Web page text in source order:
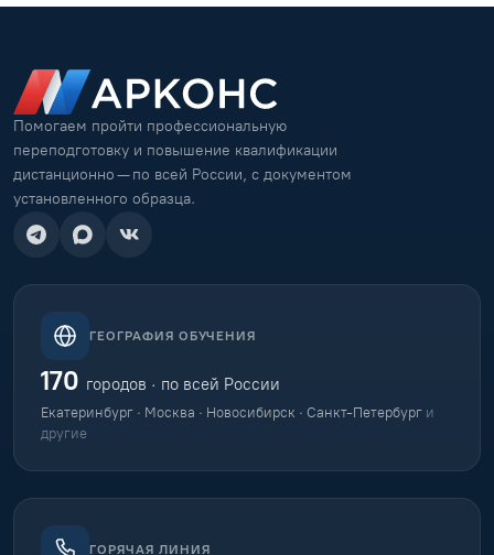
Помогаем пройти профессиональную
переподготовку и повышение квалификации
дистанционно — по всей России, с документом
установленного образца.
ГЕОГРАФИЯ ОБУЧЕНИЯ
170 городов · по всей России
Екатеринбург · Москва · Новосибирск · Санкт-Петербург и
другие
ГОРЯЧАЯ ЛИНИЯ